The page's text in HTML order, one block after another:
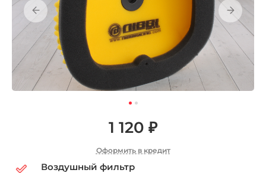
1 120 ₽
Оформить в кредит
Воздушный фильтр